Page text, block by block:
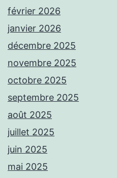
février 2026
janvier 2026
décembre 2025
novembre 2025
octobre 2025
septembre 2025
août 2025
juillet 2025
juin 2025
mai 2025